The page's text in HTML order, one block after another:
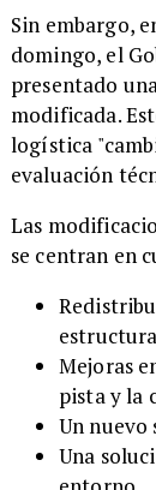
Sin embargo,
domingo, el
presentado
modificada.
logística
evaluación
Las
se centran en
Mejoras
pista y la
Un nuevo
Una